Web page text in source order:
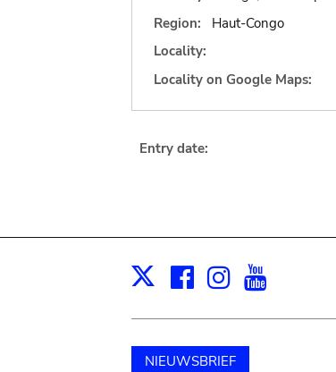
Region:
Haut-Congo
Locality:
Locality on Google Maps:
Entry date:
X Facebook
Instagram
NIEUWSBRIEF